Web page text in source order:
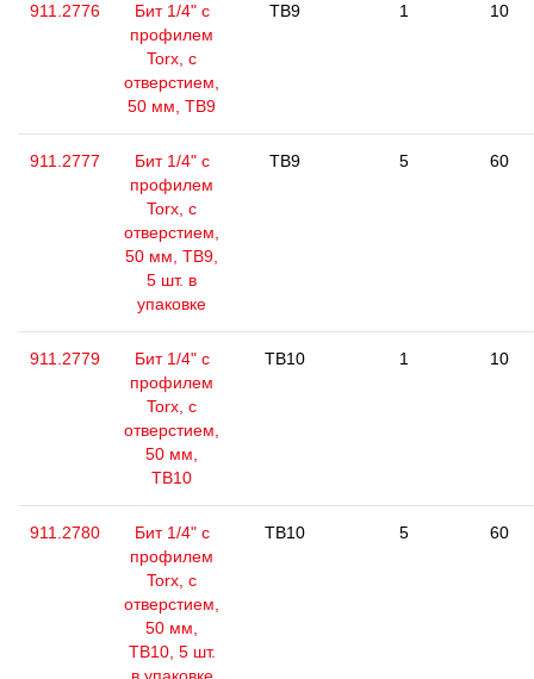
911.2776
Бит 1/4" с
профилем
Torx, с
отверстием,
50 мм, ТВ9
TB9 1 10
911.2777
Бит 1/4" с
профилем
Torx, с
отверстием,
50 мм, ТВ9,
5 шт. в
упаковке
TB9 5 60
911.2779
Бит 1/4" с
профилем
Torx, с
отверстием,
50 мм,
ТВ10
TB10 1 10
911.2780
Бит 1/4" с
профилем
Torx, с
отверстием,
50 мм,
ТВ10, 5 шт.
TB10 5 60